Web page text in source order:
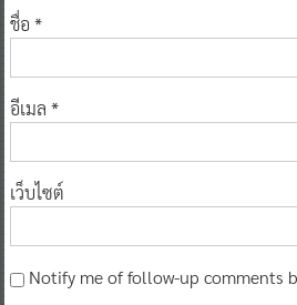
ชื่อ *
อีเมล *
เว็บไซต์
Notify me of follow-up comments